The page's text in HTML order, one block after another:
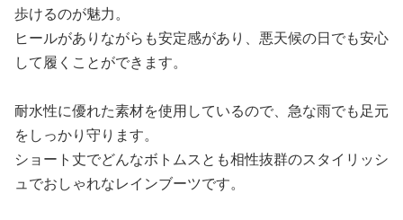
歩けるのが魅力。
ヒールがありながらも安定感があり、悪天候の日でも安心
して履くことができます。
耐水性に優れた素材を使用しているので、急な雨でも足元
をしっかり守ります。
ショート丈でどんなボトムスとも相性抜群のスタイリッシ
ュでおしゃれなレインブーツです。